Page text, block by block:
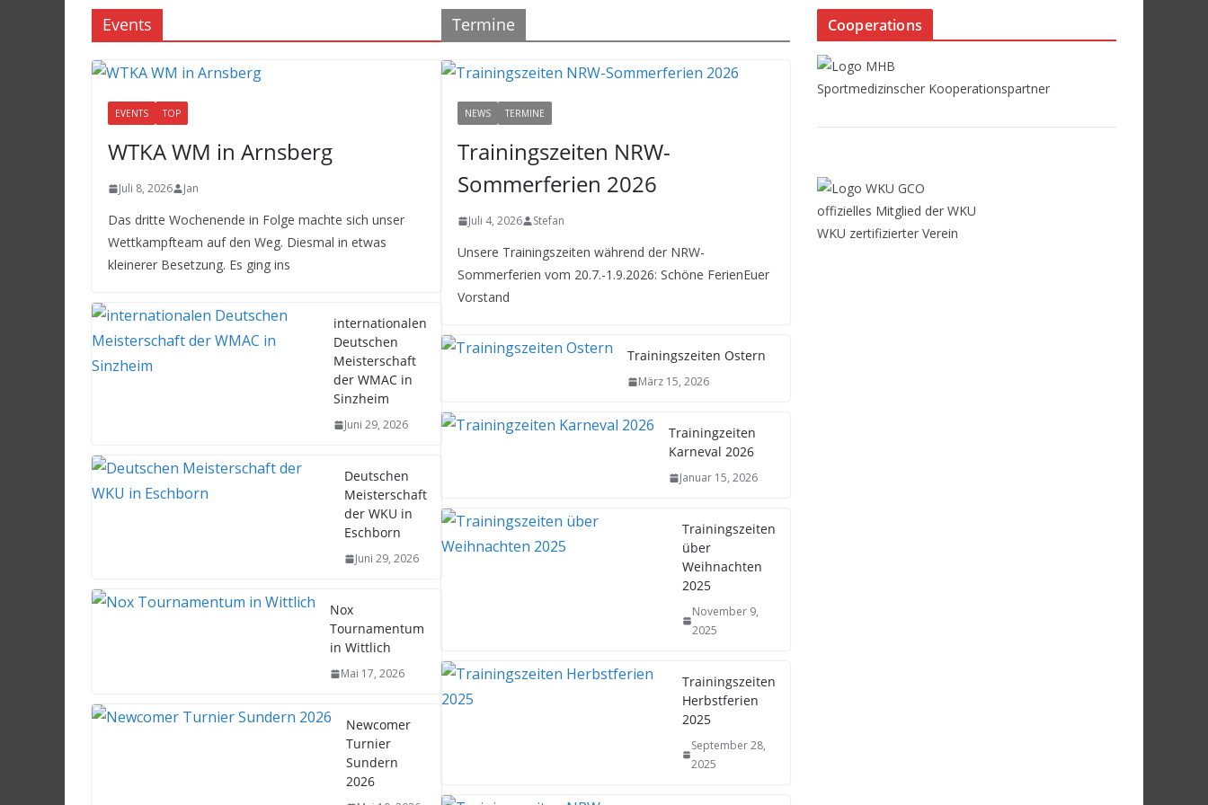
Events
EVENTS TOP
WTKA WM in Arnsberg
Juli 8, 2026 Jan
Das dritte Wochenende in Folge machte sich unser
Wettkampfteam auf den Weg. Diesmal in etwas
kleinerer Besetzung. Es ging ins
internationalen
Deutschen
Meisterschaft
der WMAC in
Sinzheim
Juni 29, 2026
Deutschen
Meisterschaft
der WKU in
Eschborn
Juni 29, 2026
Nox
Tournamentum
in Wittlich
Mai 17, 2026
Newcomer
Turnier
Sundern
2026
Termine
NEWS TERMINE
Trainingszeiten NRW-
Sommerferien 2026
Juli 4, 2026 Stefan
Unsere Trainingszeiten während der NRW-
Sommerferien vom 20.7.-1.9.2026: Schöne FerienEuer
Vorstand
Trainingszeiten Ostern
März 15, 2026
Trainingzeiten
Karneval 2026
Januar 15, 2026
Trainingszeiten
über
Weihnachten
2025
November 9,
2025
Trainingszeiten
Herbstferien
2025
September 28,
2025
Cooperations
Sportmedizinscher Kooperationspartner
offizielles Mitglied der WKU
WKU zertifizierter Verein